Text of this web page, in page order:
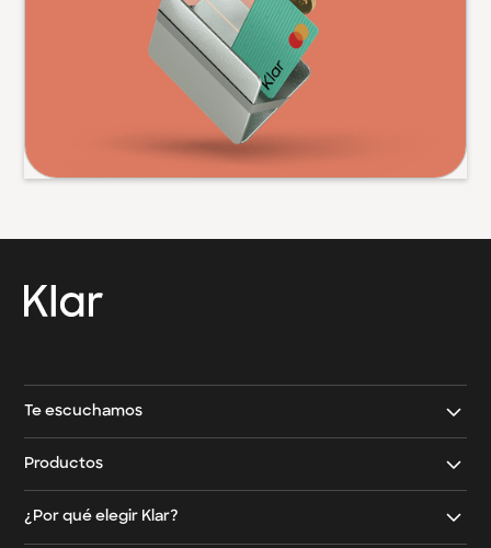
Te escuchamos
Email
Teléfono
Productos
Tarjeta de crédito Klar
Tarjeta de crédito con garantía
¿Por qué elegir Klar?